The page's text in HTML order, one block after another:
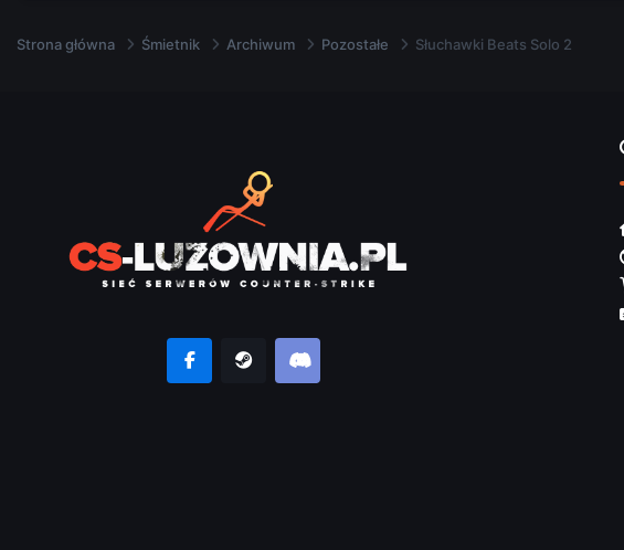
Strona główna Śmietnik Archiwum Pozostałe Słuchawki Beats Solo 2